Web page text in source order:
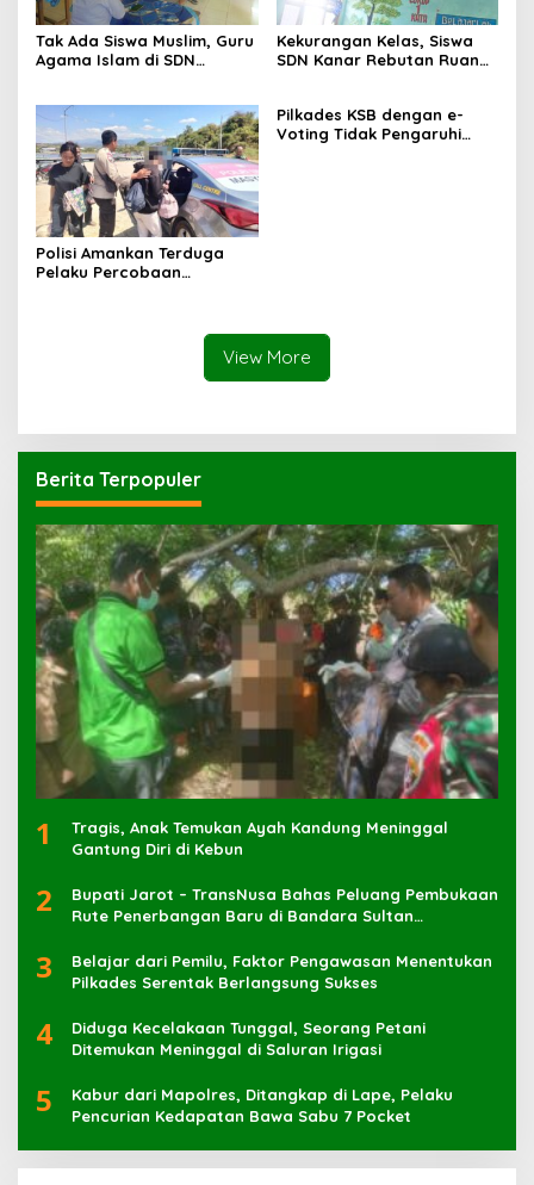
Tak Ada Siswa Muslim, Guru
Agama Islam di SDN
Kekurangan Kelas, Siswa
SDN Kanar Rebutan Ruang
Polisi Amankan Terduga
Pelaku Percobaan
Pilkades KSB dengan e-
Voting Tidak Pengaruhi
View More
Berita Terpopuler
1
Tragis, Anak Temukan Ayah Kandung Meninggal
Gantung Diri di Kebun
2
Bupati Jarot – TransNusa Bahas Peluang Pembukaan
Rute Penerbangan Baru di Bandara Sultan
3
Belajar dari Pemilu, Faktor Pengawasan Menentukan
Pilkades Serentak Berlangsung Sukses
4
Diduga Kecelakaan Tunggal, Seorang Petani
Ditemukan Meninggal di Saluran Irigasi
5
Kabur dari Mapolres, Ditangkap di Lape, Pelaku
Pencurian Kedapatan Bawa Sabu 7 Pocket